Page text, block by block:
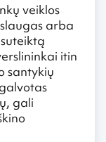
veiklos
arba
itin
santykių
gali